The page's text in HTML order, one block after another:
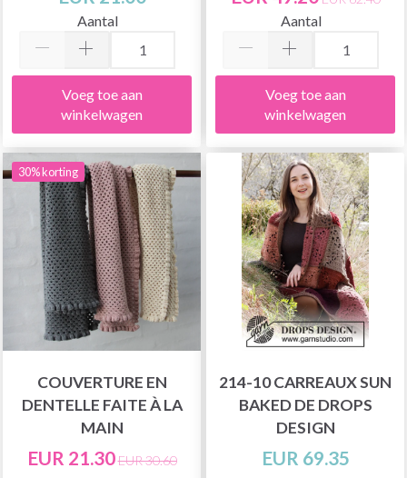
Aantal
Voeg toe aan
winkelwagen
Aantal
Voeg toe aan
winkelwagen
30% korting
COUVERTURE EN
DENTELLE FAITE À LA
MAIN
EUR 21.30EUR 30.60
214-10 CARREAUX SUN
BAKED DE DROPS
DESIGN
EUR 69.35